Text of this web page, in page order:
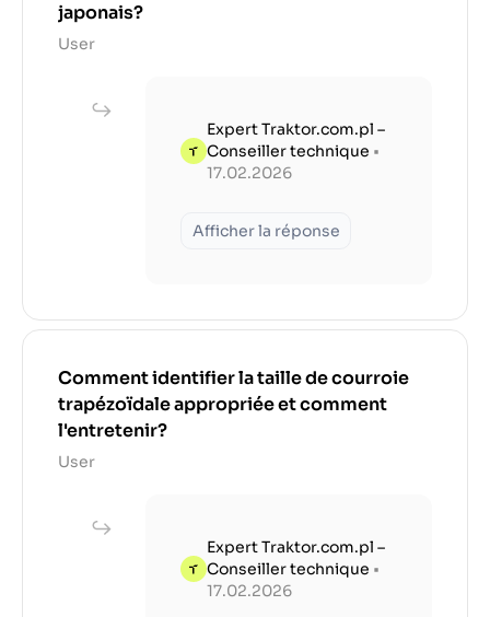
japonais?
User
Expert Traktor.com.pl –
Conseiller technique •
17.02.2026
Afficher la réponse
Comment identifier la taille de courroie
trapézoïdale appropriée et comment
l'entretenir?
User
Expert Traktor.com.pl –
Conseiller technique •
17.02.2026